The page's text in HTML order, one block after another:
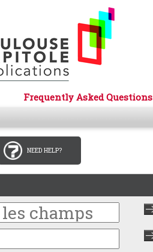
Frequently Asked Questions
NEED HELP?